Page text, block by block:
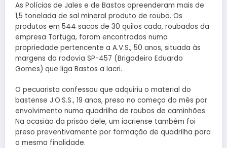
As Polícias de Jales e de Bastos apreenderam mais de
1,5 tonelada de sal mineral produto de roubo. Os
produtos em 544 sacos de 30 quilos cada, roubados da
empresa Tortuga, foram encontrados numa
propriedade pertencente a A.V.S., 50 anos, situada às
margens da rodovia SP-457 (Brigadeiro Eduardo
Gomes) que liga Bastos a Iacri.
O pecuarista confessou que adquiriu o material do
bastense J.O.S.S., 19 anos, preso no começo do mês por
envolvimento numa quadrilha de roubos de caminhões.
Na ocasião da prisão dele, um iacriense também foi
preso preventivamente por formação de quadrilha para
a mesma finalidade.